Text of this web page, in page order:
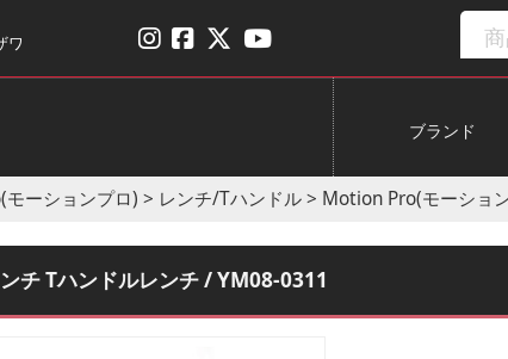
ワ
ブランド
ーションプロ) > レンチ/Tハンドル> Motion Pro(モーショ
チ Tハンドルレンチ / YM08-0311